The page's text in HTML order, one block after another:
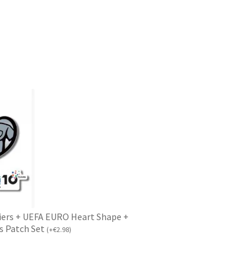
+ UEFA EURO Heart Shape +
Patch Set (+€2.98)